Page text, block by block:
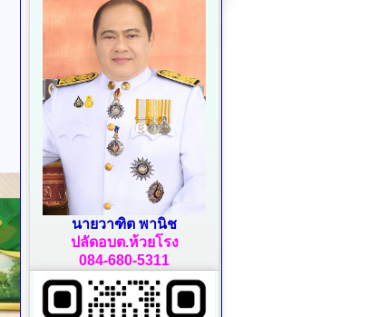
นายวาฑิต พานิช
ปลัดอบต.ห้วยโรง
084-680-5311